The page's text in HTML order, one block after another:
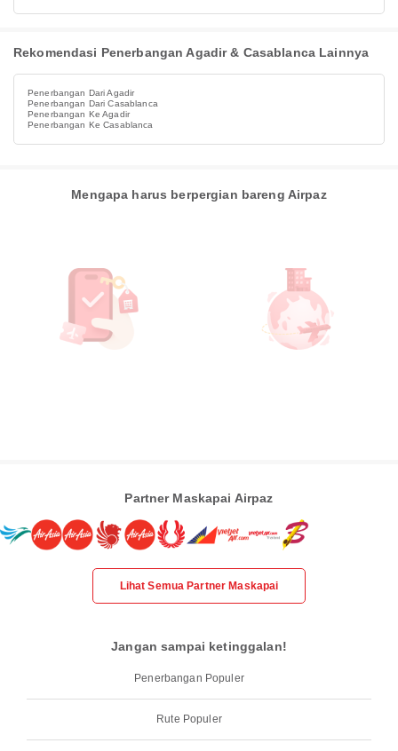
Rekomendasi Penerbangan Agadir & Casablanca Lainnya
Penerbangan Dari Agadir
Penerbangan Dari Casablanca
Penerbangan Ke Agadir
Penerbangan Ke Casablanca
Mengapa harus berpergian bareng Airpaz
Partner Maskapai Airpaz
Lihat Semua Partner Maskapai
Jangan sampai ketinggalan!
Penerbangan Populer
Rute Populer